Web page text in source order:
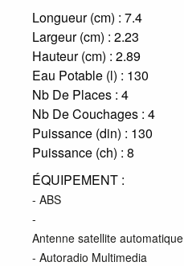
Longueur (cm) : 7.4
Largeur (cm) : 2.23
Hauteur (cm) : 2.89
Eau Potable (l) : 130
Nb De Places : 4
Nb De Couchages : 4
Puissance (din) : 130
Puissance (ch) : 8
ÉQUIPEMENT :
- ABS
-
Antenne satellite automatique
- Autoradio Multimedia